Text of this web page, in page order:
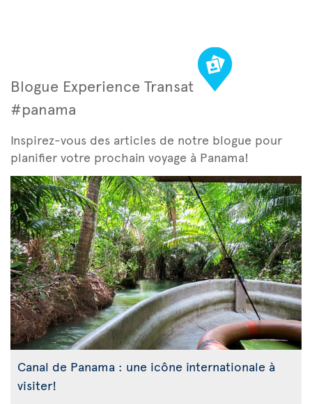
Blogue Experience Transat
#panama
Inspirez-vous des articles de notre blogue pour
planifier votre prochain voyage à Panama!
Canal de Panama : une icône internationale à
visiter!